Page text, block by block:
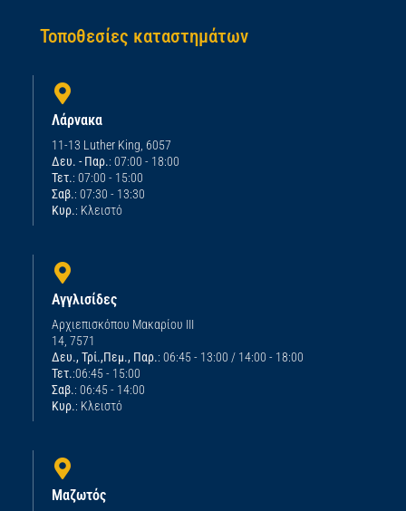
Τοποθεσίες καταστημάτων
Λάρνακα
11-13 Luther King, 6057
Δευ. - Παρ.: 07:00 - 18:00
Τετ.: 07:00 - 15:00
Σαβ.: 07:30 - 13:30
Κυρ.: Κλειστό
Αγγλισίδες
Αρχιεπισκόπου Μακαρίου ΙΙΙ
14, 7571
Δευ., Τρί.,Πεμ., Παρ.: 06:45 - 13:00 / 14:00 - 18:00
Τετ.:06:45 - 15:00
Σαβ.: 06:45 - 14:00
Κυρ.: Κλειστό
Μαζωτός